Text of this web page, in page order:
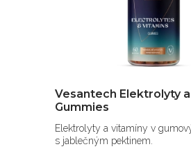
Vesantech Elektrolyty
Gummies
Elektrolyty a vitamíny v
s jablečným pektinem.